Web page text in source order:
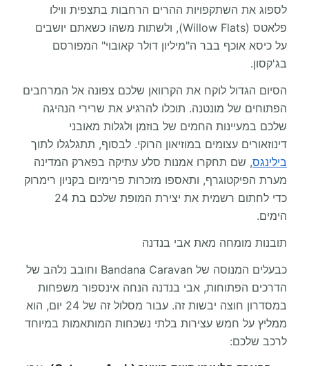
לספוג את השתקפויות ההרים הרחבות בתצפית ווילו
פלאטס (Willow Flats), ולשתות משהו כשאתם יושבים
על כיסא אוכף בבר ה"מיליון דולר קאובוי" המפורסם
בג'קסון.
הסיום הגדול לוקח את הקרוואן שלכם צפונה אל המרחבים
הפתוחים של מונטנה. תוכלו להרגיע את שרירי הנהיגה
שלכם במעיינות החמים של בוזמן ולגלות מאובני
דינוזאורים עצומים במוזיאון הרוקי. לבסוף, תתגלגלו לתוך
בילינגס, שם תחקרו אמנות סלע עתיקה בפארק המדינה
מערת הפיקטוגרף, ותאספו מזכרות פרימיום בקניון רימרוק
כדי לחתום רשמית את יצירת המופת שלכם בת 24
הימים.
תובנות מומחה מאת אבי בנדנה
כבעלים המנוסה של Bandana Caravan וחובב נלהב של
הדרכים הפתוחות, אבי בנדנה הנחה אינספור משפחות
במסדרון חוצה יבשות זה. עבור מסלול זה של 24 יום, הוא
ממליץ על חמש עצירות בלתי נשכחות המותאמות במיוחד
לרכב שלכם: